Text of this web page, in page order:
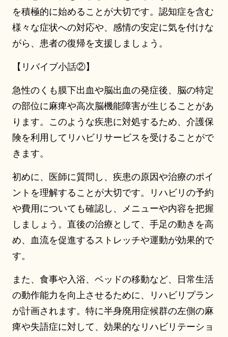
を積極的に始めることが大切です。認知症を含む
様々な症状への対応や、感情の安定に気を付けな
がら、患者の復帰を支援しましょう。
【リバイブ小話②】
急性のくも膜下出血や脳出血の発症後、脳の特定
の部位に麻痺や高次脳機能障害が生じることがあ
ります。このような疾患に対処するため、介護保
険を利用してリハビリサービスを受けることがで
きます。
初めに、医師に質問し、疾患の原因や治療のポイ
ントを理解することが大切です。リハビリの予約
や費用についても確認し、メニューや内容を把握
しましょう。直後の治療として、手足の動きを高
め、血流を促進するストレッチや運動が効果的で
す。
また、食事や入浴、ベッドの移動など、日常生活
の動作能力を向上させるために、リハビリプラン
が計画されます。特に半身廃用症候群の左側の麻
痺や失語症に対して、効果的なリハビリテーショ